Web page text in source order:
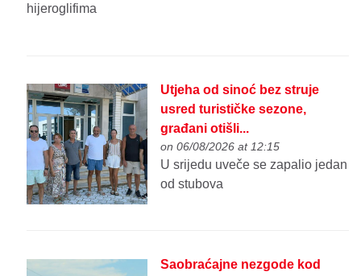
hijeroglifima
Utjeha od sinoć bez struje
usred turističke sezone,
građani otišli...
on 06/08/2026 at 12:15
U srijedu uveče se zapalio jedan
od stubova
Saobraćajne nezgode kod